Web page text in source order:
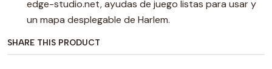
edge-studio.net, ayudas de juego listas para usar y
un mapa desplegable de Harlem.
SHARE THIS PRODUCT